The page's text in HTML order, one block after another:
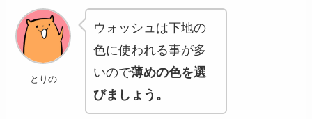
とりの
ウォッシュは下地の
色に使われる事が多
いので薄めの色を選
びましょう。